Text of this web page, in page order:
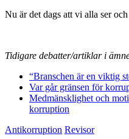
Nu är det dags att vi alla ser
Tidigare debatter/artiklar i
“Branschen är en viktig
Var går gränsen för
Medmänsklighet och
korruption
Antikorruption Revisor